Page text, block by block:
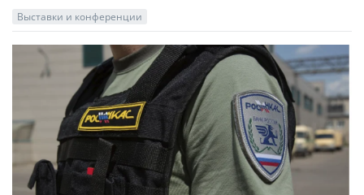
Выставки и конференции